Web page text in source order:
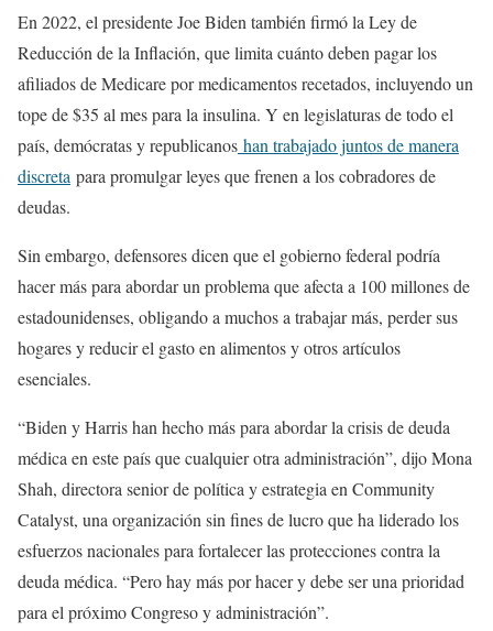
En 2022, el presidente Joe Biden también firmó la Ley de
Reducción de la Inflación, que limita cuánto deben pagar los
afiliados de Medicare por medicamentos recetados, incluyendo un
tope de $35 al mes para la insulina. Y en legislaturas de todo el
país, demócratas y republicanos han trabajado juntos de manera
discreta para promulgar leyes que frenen a los cobradores de
deudas.
Sin embargo, defensores dicen que el gobierno federal podría
hacer más para abordar un problema que afecta a 100 millones de
estadounidenses, obligando a muchos a trabajar más, perder sus
hogares y reducir el gasto en alimentos y otros artículos
esenciales.
“Biden y Harris han hecho más para abordar la crisis de deuda
médica en este país que cualquier otra administración”, dijo Mona
Shah, directora senior de política y estrategia en Community
Catalyst, una organización sin fines de lucro que ha liderado los
esfuerzos nacionales para fortalecer las protecciones contra la
deuda médica. “Pero hay más por hacer y debe ser una prioridad
para el próximo Congreso y administración”.